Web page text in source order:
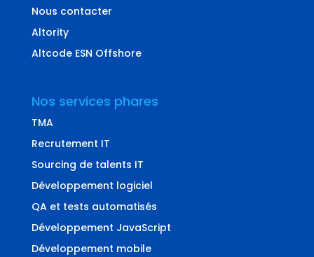
Nous contacter
Altority
Altcode ESN Offshore
Nos services phares
TMA
Recrutement IT
Sourcing de talents IT
Développement logiciel
QA et tests automatisés
Développement JavaScript
Développement mobile